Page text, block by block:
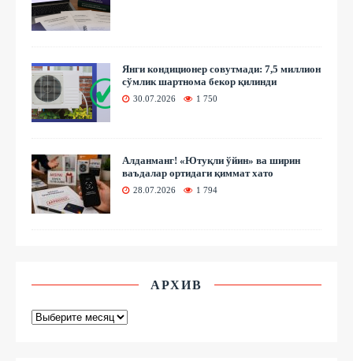
Янги кондиционер совутмади: 7,5 миллион
сўмлик шартнома бекор қилинди
30.07.2026 1 750
Алданманг! «Ютуқли ўйин» ва ширин
ваъдалар ортидаги қиммат хато
28.07.2026 1 794
АРХИВ